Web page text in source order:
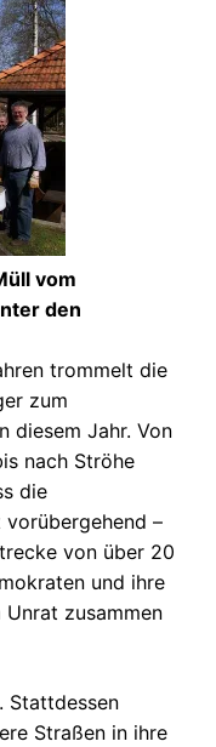
vom
den
trommelt die
zum
diesem Jahr. Von
nach Ströhe
die
vorübergehend –
von über 20
und ihre
zusammen
Stattdessen
Straßen in ihre